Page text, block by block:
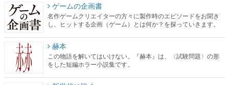
ゲームの企画書
名作ゲームクリエイターの方々に製作時のエピソードをお聞き
し、ヒットする企画（ゲーム）とは何か？を探っていきます。
赫本
この物語を解いてはいけない。『赫本』は、〈試験問題〉の形
をした短編ホラー小説集です。